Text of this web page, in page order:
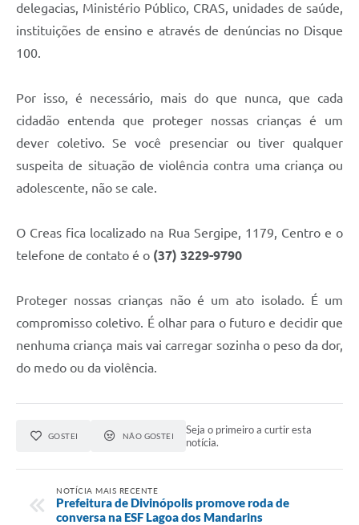
delegacias, Ministério Público, CRAS, unidades de saúde,
instituições de ensino e através de denúncias no Disque
100.
Por isso, é necessário, mais do que nunca, que cada
cidadão entenda que proteger nossas crianças é um
dever coletivo. Se você presenciar ou tiver qualquer
suspeita de situação de violência contra uma criança ou
adolescente, não se cale.
O Creas fica localizado na Rua Sergipe, 1179, Centro e o
telefone de contato é o (37) 3229-9790
Proteger nossas crianças não é um ato isolado. É um
compromisso coletivo. É olhar para o futuro e decidir que
nenhuma criança mais vai carregar sozinha o peso da dor,
do medo ou da violência.
GOSTEI NÃO GOSTEI
Seja o primeiro a curtir esta
notícia.
NOTÍCIA MAIS RECENTE
Prefeitura de Divinópolis promove roda de
conversa na ESF Lagoa dos Mandarins